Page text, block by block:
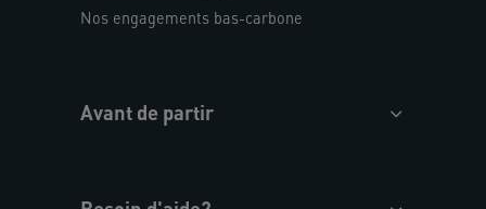
Nos engagements bas-carbone
Avant de partir